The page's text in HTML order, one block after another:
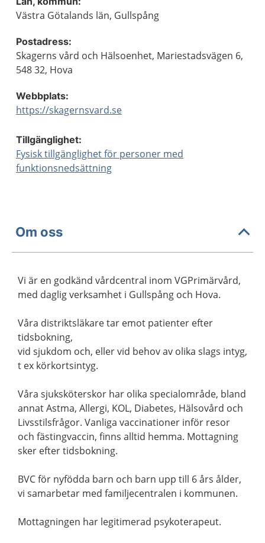
Västra Götalands län, Gullspång
Postadress:
Skagerns vård och Hälsoenhet, Mariestadsvägen 6,
548 32, Hova
Webbplats:
https://skagernsvard.se
Tillgänglighet:
Fysisk tillgänglighet för personer med
funktionsnedsättning
Om oss
Vi är en godkänd vårdcentral inom VGPrimärvård,
med daglig verksamhet i Gullspång och Hova.
Våra distriktsläkare tar emot patienter efter
tidsbokning,
vid sjukdom och, eller vid behov av olika slags intyg,
t ex körkortsintyg.
Våra sjuksköterskor har olika specialområde, bland
annat Astma, Allergi, KOL, Diabetes, Hälsovård och
Livsstilsfrågor. Vanliga vaccinationer inför resor
och fästingvaccin, finns alltid hemma. Mottagning
sker efter tidsbokning.
BVC för nyfödda barn och barn upp till 6 års ålder,
vi samarbetar med familjecentralen i kommunen.
Mottagningen har legitimerad psykoterapeut.